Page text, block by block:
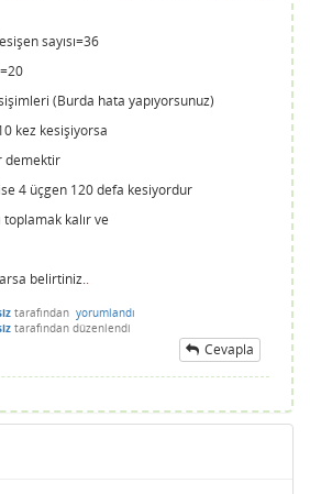
sayısı=36
(Burda hata yapıyorsunuz)
kez kesişiyorsa
demektir
4 üçgen 120 defa kesiyordur
kalır ve
belirtiniz..
tarafından yorumlandı
tarafından düzenlendi
Cevapla